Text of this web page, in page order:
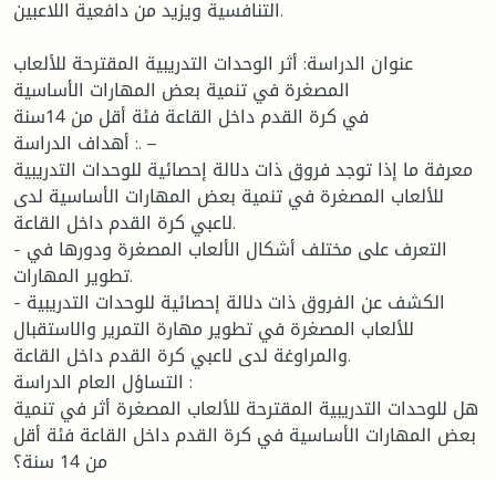
التنافسية ويزيد من دافعية اللاعبين.
عنوان الدراسة: أثر الوحدات التدريبية المقترحة للألعاب
المصغرة في تنمية بعض المهارات الأساسية
في كرة القدم داخل القاعة فئة أقل من 14سنة
أهداف الدراسة :. –
معرفة ما إذا توجد فروق ذات دلالة إحصائية للوحدات التدريبية
للألعاب المصغرة في تنمية بعض المهارات الأساسية لدى
لاعبي كرة القدم داخل القاعة.
- التعرف على مختلف أشكال الألعاب المصغرة ودورها في
تطوير المهارات.
- الكشف عن الفروق ذات دلالة إحصائية للوحدات التدريبية
للألعاب المصغرة في تطوير مهارة التمرير والاستقبال
والمراوغة لدى لاعبي كرة القدم داخل القاعة.
التساؤل العام الدراسة :
هل للوحدات التدريبية المقترحة للألعاب المصغرة أثر في تنمية
بعض المهارات الأساسية في كرة القدم داخل القاعة فئة أقل
من 14 سنة؟